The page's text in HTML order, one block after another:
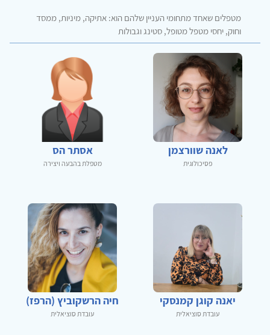
מטפלים שאחד מתחומי העניין שלהם הוא: אתיקה, מיניות, ממסד
וחוק, יחסי מטפל מטופל, סטינג וגבולות
לאנה שוורצמן
פסיכולוגית
אסתר הס
מטפלת בהבעה ויצירה
יאנה קוגן קמנסקי
עובדת סוציאלית
חיה הרשקוביץ (הרפז)
עובדת סוציאלית